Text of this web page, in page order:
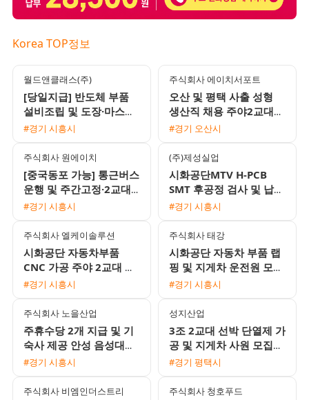
Korea TOP정보
월드앤클래스(주)
[당일지급] 반도체 부품
설비조립 및 도장·마스킹
사원 모집 (초보 가능)
#경기 시흥시
주식회사 에이치서포트
오산 및 평택 사출 성형
생산직 채용 주야2교대
통근버스 운행
#경기 오산시
주식회사 원에이치
[중국동포 가능] 통근버스
운행 및 주간고정·2교대
맞춤 일자리 채용
#경기 시흥시
(주)제성실업
시화공단MTV H-PCB
SMT 후공정 검사 및 납땜
여성 사원 모집 (주간고
#경기 시흥시
주식회사 엘케이솔루션
시화공단 자동차부품
CNC 가공 주야 2교대 남
성 모집 주5일 월 350만
#경기 시흥시
주식회사 태강
시화공단 자동차 부품 랩
핑 및 지게차 운전원 모집
(월 300만원 이상 / 통근
#경기 시흥시
주식회사 노을산업
주휴수당 2개 지급 및 기
숙사 제공 안성 음성대소
생산직 채용 공고
#경기 시흥시
성지산업
3조 2교대 선박 단열제 가
공 및 지게차 사원 모집
상여금과 유류비 지원 1
#경기 평택시
주식회사 비엠인더스트리 주식회사 청호푸드